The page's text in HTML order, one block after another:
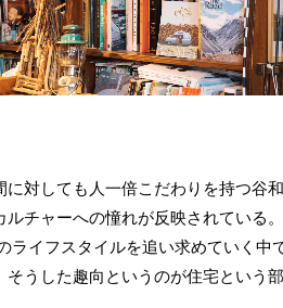
に対しても人一倍こだわりを持つ谷
ルチャーへの憧れが反映されている
ライフスタイルを追い求めていく
そうした趣向というのが住宅という